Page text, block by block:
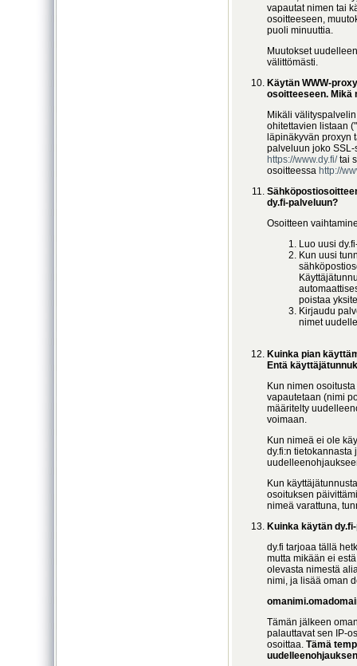
vapautat nimen tai
osoitteeseen,
puoli minuuttia.
Muutokset
välittömästi.
Käytän WWW-
osoitteeseen. Mikä
Mikäli
ohitettavien listaan
läpinäkyvän proxyn
palveluun joko
https://www.dy.fi/tai
osoitteessa http://
dy.fi-palveluun?
Osoitteen
Luo uusi
Kun uusi
poistaa
Kirjaudu
nimet
Kuinka pian
Entä
Kun nimen
vapautetaan (nimi
määritelty
voimaan.
Kun nimeä ei ole
dy.fi:n tietokannasta
Kun
osoituksen
nimeä varattuna,
Kuinka käytän
dy.fi tarjoaa tällä
mutta mikään ei
olevasta nimestä
nimi, ja lisää oman
Tämän jälkeen
palauttavat sen IP-
osoittaa. Tämä